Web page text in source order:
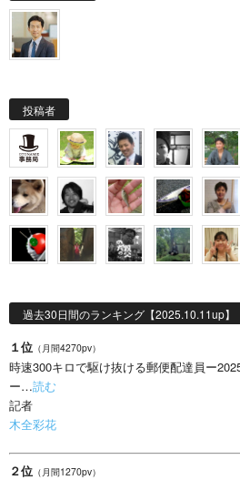
投稿者
過去30日間のランキング【2025.10.11up】
１位 （月間4270pv）
時速300キロで駆け抜ける郵便配達員ー
ー…読む
記者
木全彩花
２位 （月間1270pv）